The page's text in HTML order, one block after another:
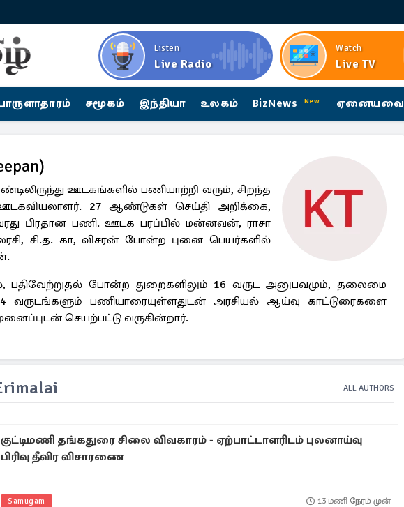
Listen
Live Radio
Watch
Live TV
சமூகம் இந்தியா உலகம் BizNews New ஏனையவை
ஊடகங்களில் பணியாற்றி வரும், சிறந்த
27 ஆண்டுகள் செய்தி அறிக்கை,
பிரதான பணி. ஊடக பரப்பில் மன்னவன், ராசா
சி.த. கா, விசரன் போன்ற புனை பெயர்களில்
பதிவேற்றுதல் போன்ற துறைகளிலும் 16 வருட அனுபவமும், தலைமை
வருடங்களும் பணியாரையுள்ளதுடன் அரசியல் ஆய்வு காட்டுரைகளை
செயற்பட்டு வருகின்றார்.
ALL AUTHORS
குட்டிமணி தங்கதுரை சிலை விவகாரம் - ஏற்பாட்டாளரிடம் புலனாய்வு
பிரிவு தீவிர விசாரணை
Samugam 13 மணி நேரம் முன்